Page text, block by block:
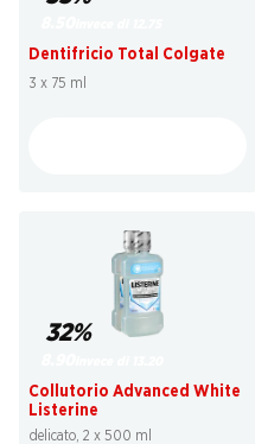
Dentifricio Total Colgate
3 x 75 ml
32%
Collutorio Advanced White
Listerine
delicato, 2 x 500 ml